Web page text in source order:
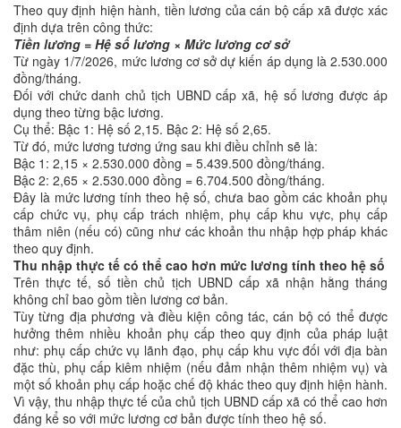
Theo quy định hiện hành, tiền lương của cán bộ cấp xã được xác
định dựa trên công thức:
Tiền lương = Hệ số lương × Mức lương cơ sở
Từ ngày 1/7/2026, mức lương cơ sở dự kiến áp dụng là 2.530.000
đồng/tháng.
Đối với chức danh chủ tịch UBND cấp xã, hệ số lương được áp
dụng theo từng bậc lương.
Cụ thể: Bậc 1: Hệ số 2,15. Bậc 2: Hệ số 2,65.
Từ đó, mức lương tương ứng sau khi điều chỉnh sẽ là:
Bậc 1: 2,15 × 2.530.000 đồng = 5.439.500 đồng/tháng.
Bậc 2: 2,65 × 2.530.000 đồng = 6.704.500 đồng/tháng.
Đây là mức lương tính theo hệ số, chưa bao gồm các khoản phụ
cấp chức vụ, phụ cấp trách nhiệm, phụ cấp khu vực, phụ cấp
thâm niên (nếu có) cũng như các khoản thu nhập hợp pháp khác
theo quy định.
Thu nhập thực tế có thể cao hơn mức lương tính theo hệ số
Trên thực tế, số tiền chủ tịch UBND cấp xã nhận hằng tháng
không chỉ bao gồm tiền lương cơ bản.
Tùy từng địa phương và điều kiện công tác, cán bộ có thể được
hưởng thêm nhiều khoản phụ cấp theo quy định của pháp luật
như: phụ cấp chức vụ lãnh đạo, phụ cấp khu vực đối với địa bàn
đặc thù, phụ cấp kiêm nhiệm (nếu đảm nhận thêm nhiệm vụ) và
một số khoản phụ cấp hoặc chế độ khác theo quy định hiện hành.
Vì vậy, thu nhập thực tế của chủ tịch UBND cấp xã có thể cao hơn
đáng kể so với mức lương cơ bản được tính theo hệ số.